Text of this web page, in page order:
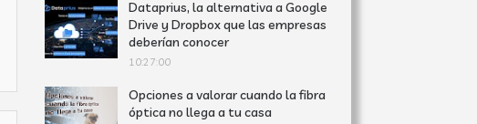
Dataprius, la alternativa a Google
Drive y Dropbox que las empresas
deberían conocer
10:27:00
Opciones a valorar cuando la fibra
óptica no llega a tu casa